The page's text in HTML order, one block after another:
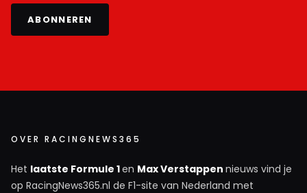
ABONNEREN
OVER RACINGNEWS365
Het laatste Formule 1en Max Verstappen nieuws vind je
op RacingNews365.nl de F1-site van Nederland met